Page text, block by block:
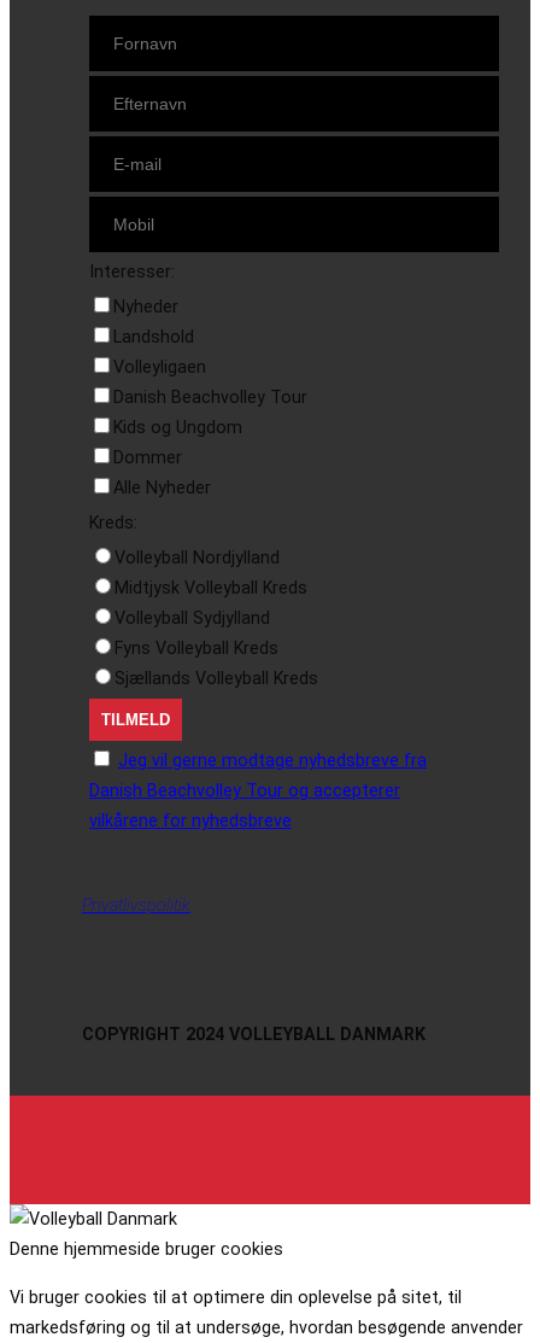
Interesser:
Nyheder
Landshold
Volleyligaen
Danish Beachvolley Tour
Kids og Ungdom
Dommer
Alle Nyheder
Kreds:
Volleyball Nordjylland
Midtjysk Volleyball Kreds
Volleyball Sydjylland
Fyns Volleyball Kreds
Sjællands Volleyball Kreds
Jeg vil gerne modtage nyhedsbreve fra
Danish Beachvolley Tour og accepterer
vilkårene for nyhedsbreve
Privatlivspolitik
COPYRIGHT 2024 VOLLEYBALL DANMARK
Denne hjemmeside bruger cookies
Vi bruger cookies til at optimere din oplevelse på sitet, til
markedsføring og til at undersøge, hvordan besøgende anvender